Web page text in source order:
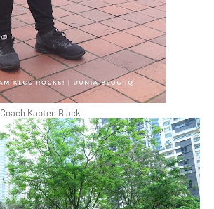
Coach Kapten Black